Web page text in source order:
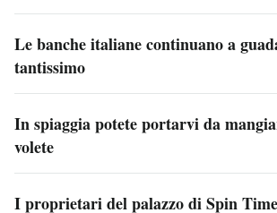
Le banche italiane continuano a
tantissimo
In spiaggia potete portarvi da
volete
I proprietari del palazzo di Spin